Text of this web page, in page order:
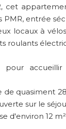
cet
PMR, entrée
locaux à
roulants
accueillir
de quasiment
sur le
d'environ 12